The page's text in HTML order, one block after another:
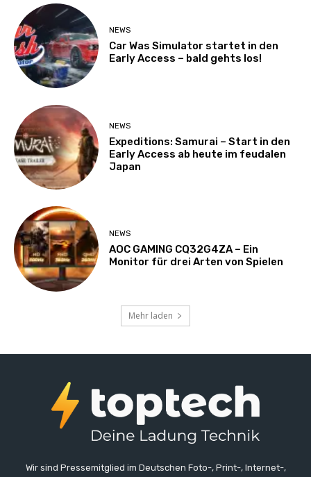
NEWS
Car Was Simulator startet in den
Early Access – bald gehts los!
NEWS
Expeditions: Samurai – Start in den
Early Access ab heute im feudalen
Japan
NEWS
AOC GAMING CQ32G4ZA – Ein
Monitor für drei Arten von Spielen
Mehr laden
Wir sind Pressemitglied im Deutschen Foto-, Print-, Internet-,